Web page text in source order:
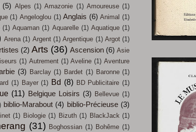
(5) Alpes (1) Amazonie (1) Amoureuse (1)
(1) Angeloglou (1) Anglais (6) Animal (1)
(1) Aquaman (1) Aquarelle (1) Aquatique (1)
Arena (1) Argent (1) Argentique (1) Argot (1)
(2) Arts (36) Ascension (6) Asie
(1) Autrement (1) Aveline (1) Aventure
(3) Barclay (1) Bardet (1) Baronne (1)
(1) Bayer (1) Bd (8) BD Publicitaire (1)
(11) Belgique Loisirs (3) Bellevue (1)
biblio-Marabout (4) biblio-Précieuse (3)
(1) Biologie (1) Bizuth (1) BlackJack (1)
(31) Boghossian (1) Bohême (1)